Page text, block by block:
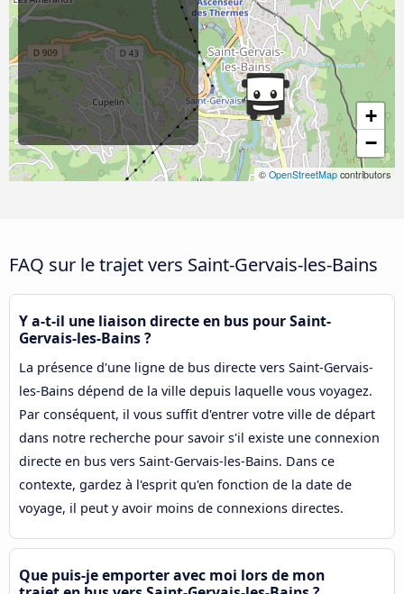
+
−
© OpenStreetMap contributors
FAQ sur le trajet vers Saint-Gervais-les-Bains
Y a-t-il une liaison directe en bus pour Saint-
Gervais-les-Bains ?
La présence d'une ligne de bus directe vers Saint-Gervais-
les-Bains dépend de la ville depuis laquelle vous voyagez.
Par conséquent, il vous suffit d'entrer votre ville de départ
dans notre recherche pour savoir s'il existe une connexion
directe en bus vers Saint-Gervais-les-Bains. Dans ce
contexte, gardez à l'esprit qu'en fonction de la date de
voyage, il peut y avoir moins de connexions directes.
Que puis-je emporter avec moi lors de mon